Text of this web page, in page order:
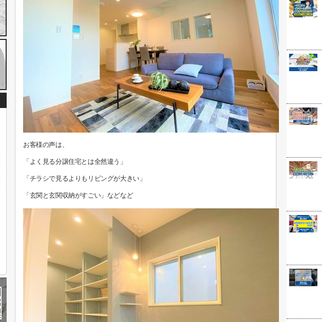
お客様の声は、
「よく見る分譲住宅とは全然違う」
「チラシで見るよりもリビングが大きい」
「玄関と玄関収納がすごい」 などなど